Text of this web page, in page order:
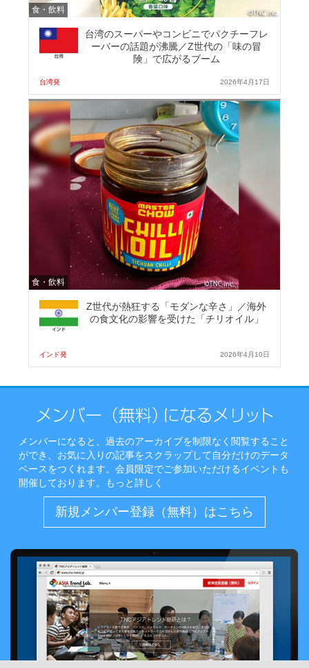
食・飲料
台湾のスーパーやコンビニでパクチーフレ
ーバーの話題が沸騰／Z世代の「味の冒
険」で広がるブーム
台湾発 2026年4月17日
食・飲料
Z世代が熱狂する「モダンな辛さ」／海外
の食文化の影響を受けた「チリオイル」
インド発 2026年4月10日
メンバーになると、過去のアーカイブを制限なく閲覧すること
ができ、お気に入りの記事をスクラップして自分だけのデータ
ベースをつくれます。会員限定でご参加いただけるイベントも
開催しております。
もっと詳しく
新規メンバー登録（無料）はこちら